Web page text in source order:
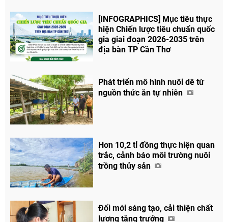
[INFOGRAPHICS] Mục tiêu thực
hiện Chiến lược tiêu chuẩn quốc
gia giai đoạn 2026-2035 trên
địa bàn TP Cần Thơ
Phát triển mô hình nuôi dê từ
nguồn thức ăn tự nhiên
Hơn 10,2 tỉ đồng thực hiện quan
trắc, cảnh báo môi trường nuôi
trồng thủy sản
Đổi mới sáng tạo, cải thiện chất
lượng tăng trưởng